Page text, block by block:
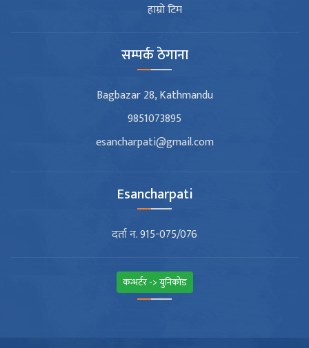
हाम्रो टिम
सम्पर्क ठेगाना
Bagbazar 28, Kathmandu
9851073895
esancharpati@gmail.com
Esancharpati
दर्ता न. 915-075/076
कन्भर्टर -> युनिकोड